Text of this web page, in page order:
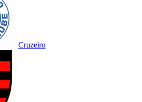
Cruzeiro